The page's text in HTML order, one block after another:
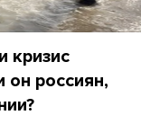
кризис
он россиян,